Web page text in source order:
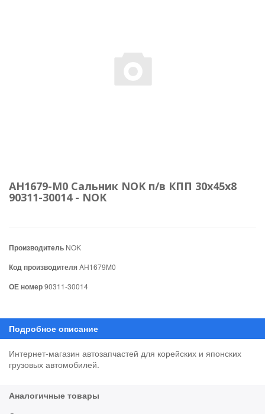
AH1679-M0 Сальник NOK п/в КПП 30x45x8
90311-30014 - NOK
Производитель NOK
Код производителяAH1679M0
ОЕ номер90311-30014
Интернет-магазин автозапчастей для корейских и японских
грузовых автомобилей.